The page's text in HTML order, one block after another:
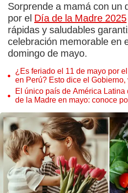
Sorprende a mamá con un
por el Día de la Madre 2025
rápidas y saludables
celebración memorable en
domingo de mayo.
¿Es feriado el 11 de mayo por
en Perú? Esto dice el
El único país de América
de la Madre en mayo: conoce